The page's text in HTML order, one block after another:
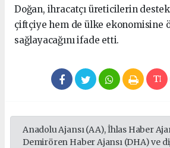
Doğan, ihracatçı üreticilerin
çiftçiye hem de ülke ekonomisine
sağlayacağını ifade etti.
Anadolu Ajansı (AA), İhlas Haber
Demirören Haber Ajansı (DHA) ve